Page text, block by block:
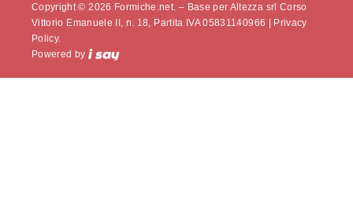
Copyright © 2026 Formiche.net. – Base per Altezza srl Corso
Vittorio Emanuele II, n. 18, Partita IVA 05831140966 | Privacy
Policy.
Powered by